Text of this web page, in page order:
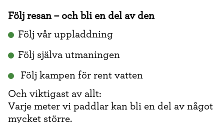
Följ resan – och bli en del av den
Följ vår uppladdning
Följ själva utmaningen
Följ kampen för rent vatten
Och viktigast av allt:
Varje meter vi paddlar kan bli en del av något
mycket större.